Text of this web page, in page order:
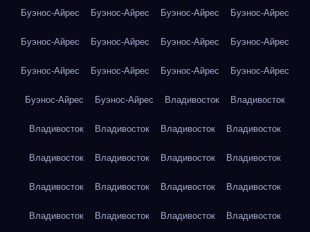
Буэнос-Айрес Буэнос-Айрес Буэнос-Айрес Буэнос-Айрес
Буэнос-Айрес Буэнос-Айрес Буэнос-Айрес Буэнос-Айрес
Буэнос-Айрес Буэнос-Айрес Буэнос-Айрес Буэнос-Айрес
Буэнос-Айрес Буэнос-Айрес Владивосток Владивосток
Владивосток Владивосток Владивосток Владивосток
Владивосток Владивосток Владивосток Владивосток
Владивосток Владивосток Владивосток Владивосток
Владивосток Владивосток Владивосток Владивосток